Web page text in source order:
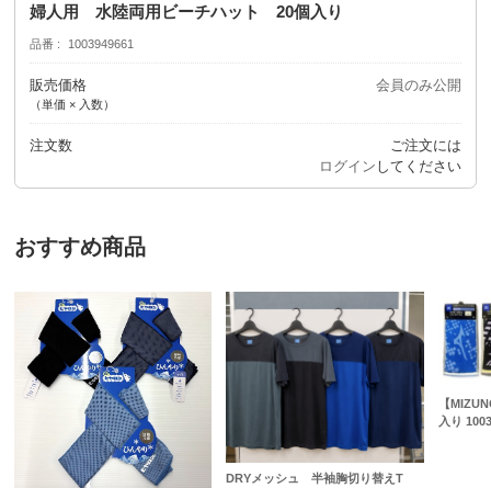
婦人用 水陸両用ビーチハット 20個入り
品番 1003949661
販売価格
（単価 × 入数）
会員のみ公開
注文数
ご注文には
ログイン してください
おすすめ商品
DRYメッシュ 半袖胸切り替えT
【
入り